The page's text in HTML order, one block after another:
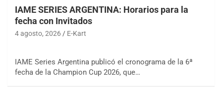
IAME SERIES ARGENTINA: Horarios para la
fecha con Invitados
4 agosto, 2026 E-Kart
IAME Series Argentina publicó el cronograma de la 6ª
fecha de la Champion Cup 2026, que…